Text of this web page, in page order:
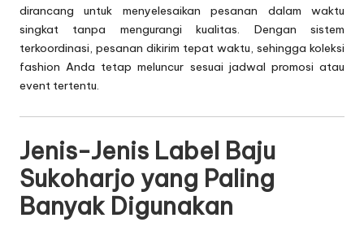
dirancang untuk menyelesaikan pesanan dalam waktu
singkat tanpa mengurangi kualitas. Dengan sistem
terkoordinasi, pesanan dikirim tepat waktu, sehingga koleksi
fashion Anda tetap meluncur sesuai jadwal promosi atau
event tertentu.
Jenis-Jenis Label Baju
Sukoharjo yang Paling
Banyak Digunakan